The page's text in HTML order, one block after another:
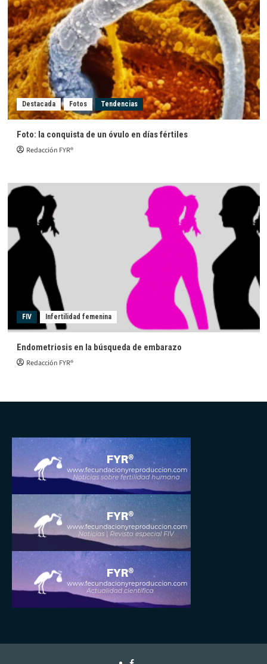
Destacada Fotos Tendencias
Foto: la conquista de un óvulo en días fértiles
Redacción FYR®
FIV Infertilidad femenina
Endometriosis en la búsqueda de embarazo
Redacción FYR®
Facebook